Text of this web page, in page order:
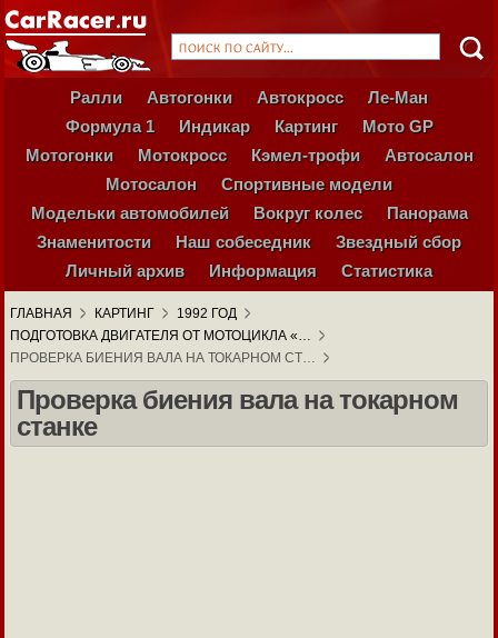
Ралли Автогонки Автокросс
Ле-Ман
Формула 1
Индикар Картинг
Мото GP
Мотогонки
Мотокросс Кэмел-трофи
Автосалон
Мотосалон
Спортивные модели
Модельки автомобилей
Вокруг колес
Панорама
Знаменитости
Наш собеседник
Звездный сбор
Личный архив
Информация Статистика
ГЛАВНАЯ КАРТИНГ
1992 ГОД
ПОДГОТОВКА ДВИГАТЕЛЯ ОТ МОТОЦИКЛА «…
ПРОВЕРКА БИЕНИЯ ВАЛА НА ТОКАРНОМ СТ…
Проверка биения вала на токарном
станке